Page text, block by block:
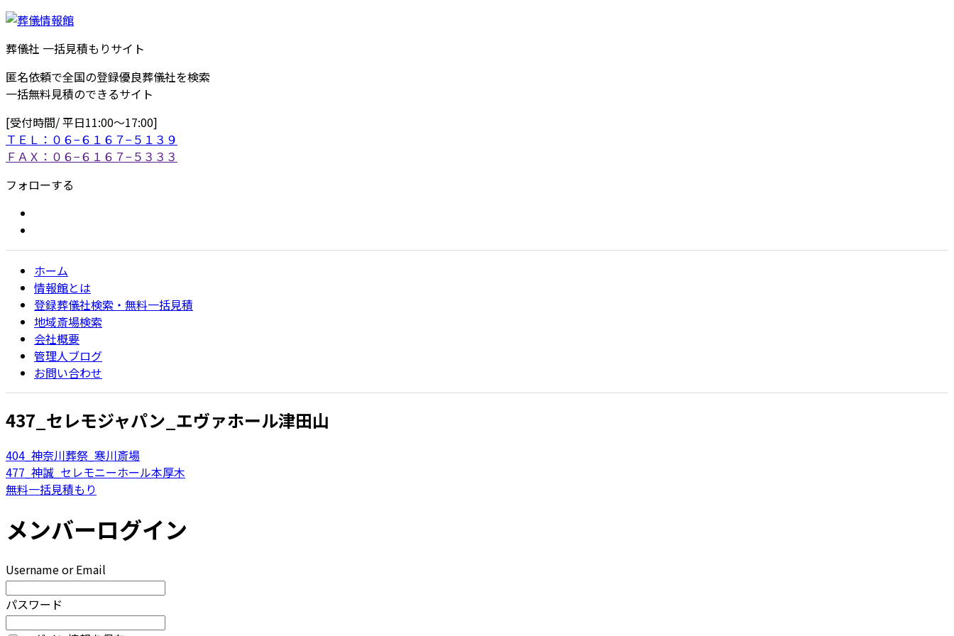
葬儀社 一括見積もりサイト
匿名依頼で全国の登録優良葬儀社を検索
一括無料見積のできるサイト
[受付時間/ 平日11:00〜17:00]
ＴＥＬ：０６−６１６７−５１３９
ＦＡＸ：０６−６１６７−５３３３
フォローする
ホーム
情報館とは
登録葬儀社検索・無料一括見積
地域斎場検索
会社概要
管理人ブログ
お問い合わせ
437_セレモジャパン_エヴァホール津田山
404_神奈川葬祭_寒川斎場
477_神誠_セレモニーホール本厚木
無料一括見積もり
メンバーログイン
Username or Email
パスワード